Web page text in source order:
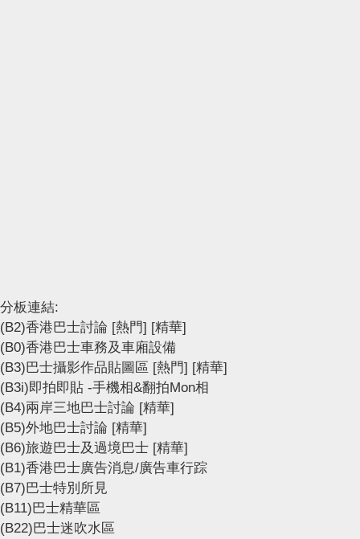
分板連結:
(B2)香港巴士討論 [熱門] [精華]
(B0)香港巴士車務及車廂設備
(B3)巴士攝影作品貼圖區 [熱門] [精華]
(B3i)即拍即貼 -手機相&翻拍Mon相
(B4)兩岸三地巴士討論 [精華]
(B5)外地巴士討論 [精華]
(B6)旅遊巴士及過境巴士 [精華]
(B1)香港巴士廣告消息/廣告車行踪
(B7)巴士特別所見
(B11)巴士精華區
(B22)巴士迷吹水區